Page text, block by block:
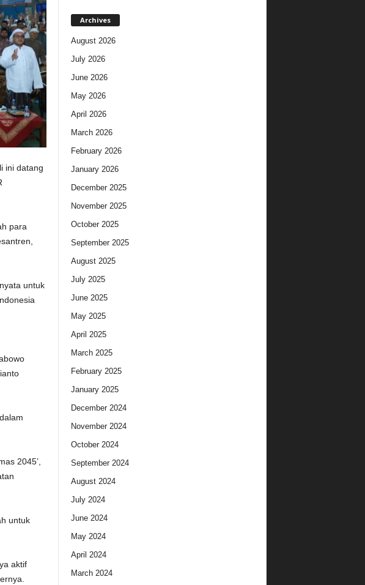
ini datang
para
untuk
2045’,
untuk
aktif
Archives
August 2026
July 2026
June 2026
May 2026
April 2026
March 2026
February 2026
January 2026
December 2025
November 2025
October 2025
September 2025
August 2025
July 2025
June 2025
May 2025
April 2025
March 2025
February 2025
January 2025
December 2024
November 2024
October 2024
September 2024
August 2024
July 2024
June 2024
May 2024
April 2024
March 2024